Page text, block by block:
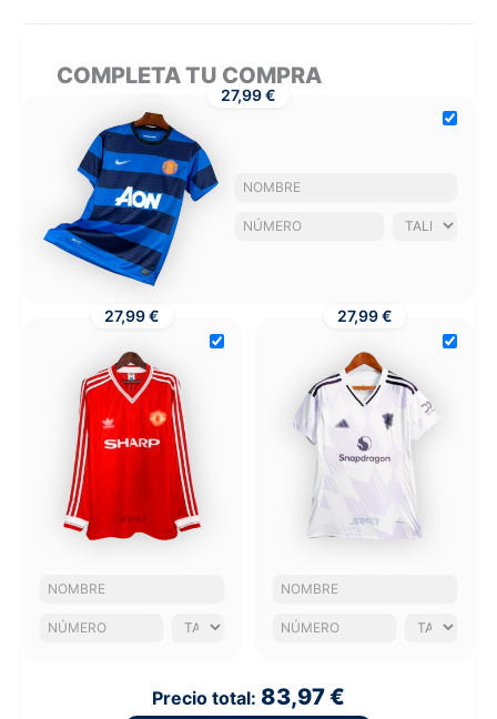
COMPLETA TU COMPRA
27,99 €
27,99 € 27,99 €
Precio total: 83,97 €